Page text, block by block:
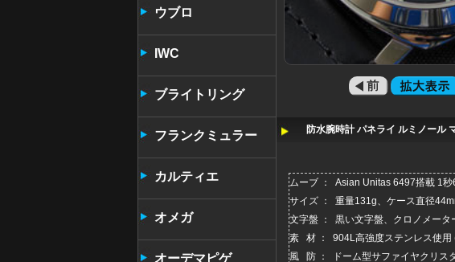
ウブロ
IWC
ブライトリング
フランクミュラー
カルティエ
オメガ
オーデマピゲ
防水腕時計 パネライ ルミノール
ムーブ ： Asian Unitas 6497搭載 1
サイズ ： 重量131g、ケース直径
文字盤 ： 黒い文字盤、クロノメータ
素 材 ： 904L高強度ステンレス使用
風 防 ： ドーム型サファイヤクリス